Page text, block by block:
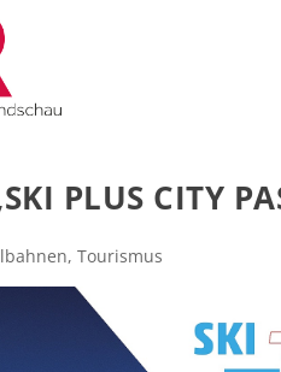
PLUS CITY
, Tourismus